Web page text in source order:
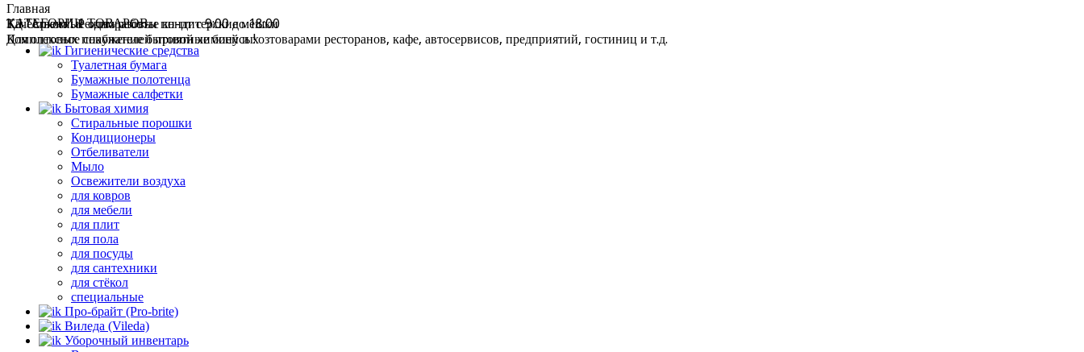
Главная
ТД "Арком". Режим работы пн-пт с 9:00 до 18:00
Комплексное снабжение бытовой химией и хозтоварами ресторанов, кафе, автосервисов, предприятий, гостиниц и т.д.
Качественные одноразовые кондитерские мешки
Для оптовых покупателей приятные бонусы!
КАТЕГОРИИ ТОВАРОВ
Гигиенические средства
Туалетная бумага
Бумажные полотенца
Бумажные салфетки
Бытовая химия
Стиральные порошки
Кондиционеры
Отбеливатели
Мыло
Освежители воздуха
для ковров
для мебели
для плит
для пола
для посуды
для сантехники
для стёкол
специальные
Про-брайт (Pro-brite)
Виледа (Vileda)
Уборочный инвентарь